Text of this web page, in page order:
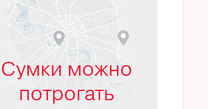
Сумки можно
потрогать